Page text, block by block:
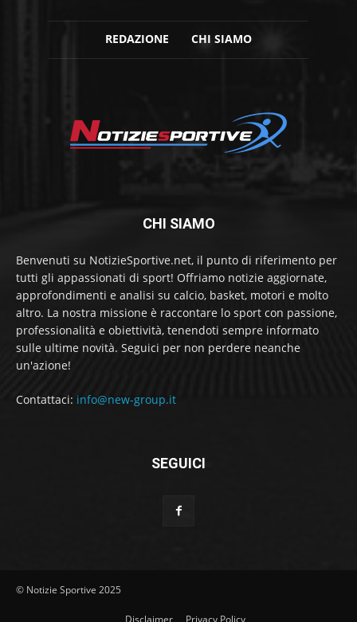
REDAZIONE CHI SIAMO
CHI SIAMO
Benvenuti su NotizieSportive.net, il punto di riferimento per
tutti gli appassionati di sport! Offriamo notizie aggiornate,
approfondimenti e analisi su calcio, basket, motori e molto
altro. La nostra missione è raccontare lo sport con passione,
professionalità e obiettività, tenendoti sempre informato
sulle ultime novità. Seguici per non perdere neanche
un'azione!
Contattaci: info@new-group.it
SEGUICI
© Notizie Sportive 2025